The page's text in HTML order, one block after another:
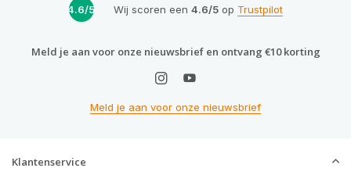
4.6/5 Wij scoren een 4.6/5op Trustpilot
Meld je aan voor onze nieuwsbrief en ontvang €10 korting
Meld je aan voor onze nieuwsbrief
Klantenservice